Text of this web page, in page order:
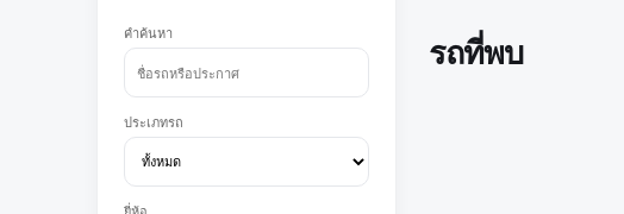
คำค้นหา
ประเภทรถ
รถที่พบ